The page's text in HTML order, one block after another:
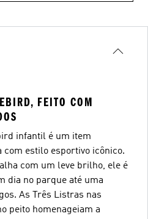
FEITO COM
infantil é um item
com estilo esportivo icônico.
com um leve brilho, ele é
dia no parque até uma
As Três Listras nas
peito homenageiam a